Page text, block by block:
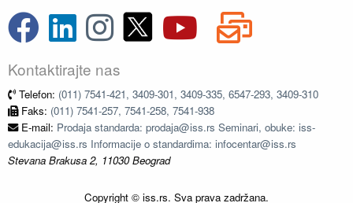
Kontaktirajte nas
Telefon: (011) 7541-421, 3409-301, 3409-335, 6547-293, 3409-310
Faks: (011) 7541-257, 7541-258, 7541-938
E-mail: Prodaja standarda: prodaja@iss.rs Seminari, obuke: iss-
edukacija@iss.rs Informacije o standardima: infocentar@iss.rs
Stevana Brakusa 2, 11030 Beograd
Copyright © iss.rs. Sva prava zadržana.